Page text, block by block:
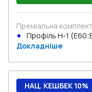
Преміальна
Профіль Н-1
Докладніше
НАЦ. КЕШБЕК 10%